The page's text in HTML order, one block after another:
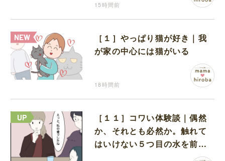
15時間前
［１］やっぱり猫が好き｜我
が家の中心には猫がいる
18時間前
［１１］コワい体験談｜偶然
か、それとも必然か。触れて
はいけない５つ目の水を前に